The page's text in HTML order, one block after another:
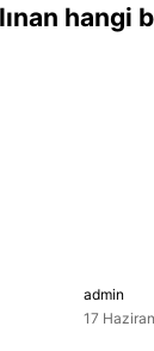
hangi
admin
17